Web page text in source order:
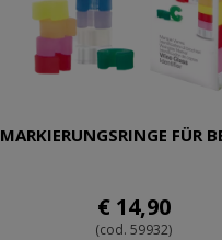
MARKIERUNGSRINGE FÜR
€ 14,90
(cod. 59932)